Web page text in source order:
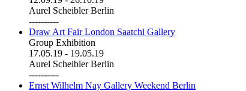
Aurel Scheibler Berlin
----------
Draw Art Fair London Saatchi Gallery
Group Exhibition
17.05.19 - 19.05.19
Aurel Scheibler Berlin
----------
Ernst Wilhelm Nay Gallery Weekend Berlin